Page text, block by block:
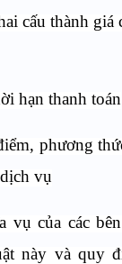
cấu thành giá
hạn thanh toán
phương
vụ
vụ của các
này và quy